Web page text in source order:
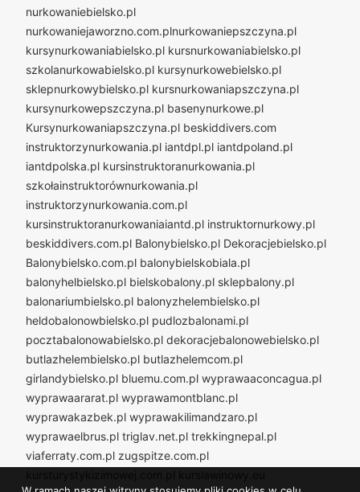
nurkowaniebielsko.pl
nurkowaniejaworzno.com.plnurkowaniepszczyna.pl
kursynurkowaniabielsko.pl kursnurkowaniabielsko.pl
szkolanurkowabielsko.pl kursynurkowebielsko.pl
sklepnurkowybielsko.pl kursnurkowaniapszczyna.pl
kursynurkowepszczyna.pl basenynurkowe.pl
Kursynurkowaniapszczyna.pl beskiddivers.com
instruktorzynurkowania.pl iantdpl.pl iantdpoland.pl
iantdpolska.pl kursinstruktoranurkowania.pl
szkołainstruktorównurkowania.pl
instruktorzynurkowania.com.pl
kursinstruktoranurkowaniaiantd.pl instruktornurkowy.pl
beskiddivers.com.pl Balonybielsko.pl Dekoracjebielsko.pl
Balonybielsko.com.pl balonybielskobiala.pl
balonyhelbielsko.pl bielskobalony.pl sklepbalony.pl
balonariumbielsko.pl balonyzhelembielsko.pl
heldobalonowbielsko.pl pudlozbalonami.pl
pocztabalonowabielsko.pl dekoracjebalonowebielsko.pl
butlazhelembielsko.pl butlazhelemcom.pl
girlandybielsko.pl bluemu.com.pl wyprawaaconcagua.pl
wyprawaararat.pl wyprawamontblanc.pl
wyprawakazbek.pl wyprawakilimandzaro.pl
wyprawaelbrus.pl triglav.net.pl trekkingnepal.pl
viaferraty.com.pl zugspitze.com.pl